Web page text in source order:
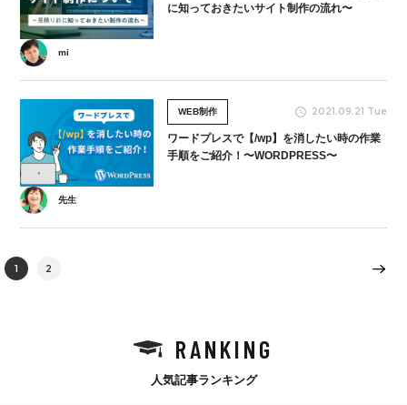
に知っておきたいサイト制作の流れ〜
mi
WEB制作 2021.09.21 Tue
ワードプレスで【/wp】を消したい時の作業
手順をご紹介！〜WORDPRESS〜
先生
1 2
RANKING
人気記事ランキング